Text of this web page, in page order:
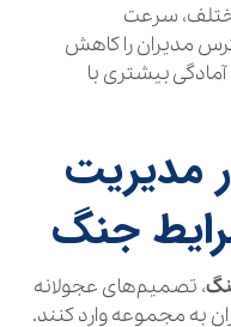
سرعت
مدیران را کاهش
بیشتری با
مدیریت
جنگ
، تصمیم‌های عجولانه
به مجموعه وارد کنند.